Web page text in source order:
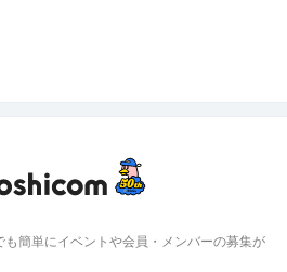
も簡単にイベントや会員・メンバーの募集が